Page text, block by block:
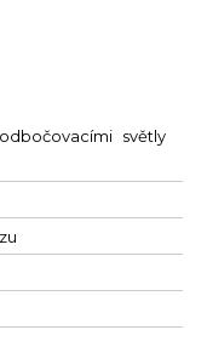
světly